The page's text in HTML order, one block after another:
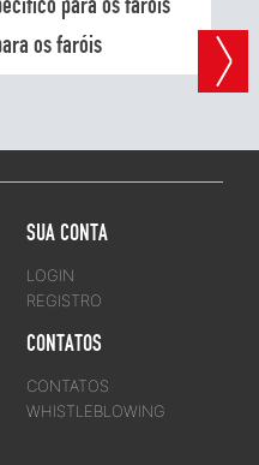
os faróis
SUA CONTA
LOGIN
REGISTRO
CONTATOS
CONTATOS
WHISTLEBLOWING